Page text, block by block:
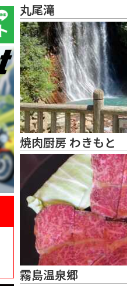
丸尾滝
焼肉厨房 わきもと
霧島温泉郷